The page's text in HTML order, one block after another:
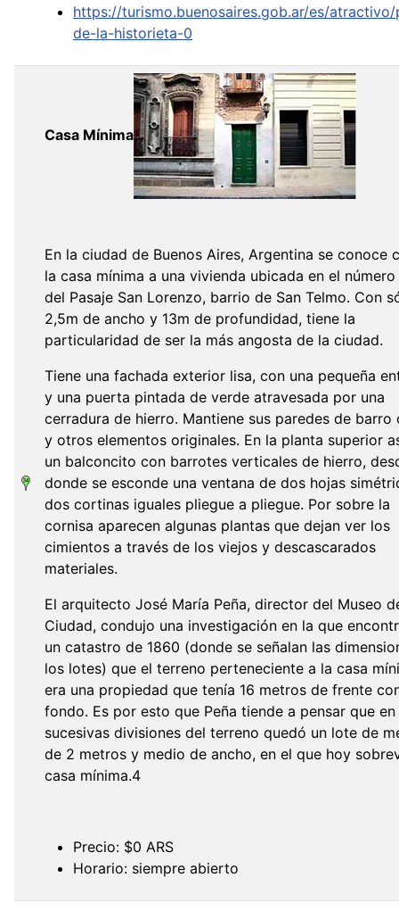
https://turismo.buenosaires.gob.ar/es/
de-la-historieta-0
Casa Mínima
En la ciudad de Buenos Aires, Argentina se conoce
la casa mínima a una vivienda ubicada en el
del Pasaje San Lorenzo, barrio de San Telmo. Con
2,5m de ancho y 13m de profundidad, tiene la
particularidad de ser la más angosta de la ciudad.
Tiene una fachada exterior lisa, con una pequeña
y una puerta pintada de verde atravesada por una
cerradura de hierro. Mantiene sus paredes de barro
y otros elementos originales. En la planta superior
un balconcito con barrotes verticales de hierro,
donde se esconde una ventana de dos hojas
dos cortinas iguales pliegue a pliegue. Por sobre la
cornisa aparecen algunas plantas que dejan ver los
cimientos a través de los viejos y descascarados
materiales.
El arquitecto José María Peña, director del Museo
Ciudad, condujo una investigación en la que
un catastro de 1860 (donde se señalan las
los lotes) que el terreno perteneciente a la casa
era una propiedad que tenía 16 metros de frente
fondo. Es por esto que Peña tiende a pensar que en
sucesivas divisiones del terreno quedó un lote de
de 2 metros y medio de ancho, en el que hoy
casa mínima.4
Precio: $0 ARS
Horario: siempre abierto